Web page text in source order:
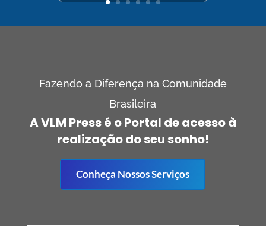
Fazendo a Diferença na Comunidade
Brasileira
A VLM Press é o Portal de acessoà
realização do seu sonho!
Conheça Nossos Serviços